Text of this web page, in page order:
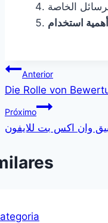
Navegação
de
Post
Anterior
Die Rolle von
Próximo
وان اكس بت للايفون